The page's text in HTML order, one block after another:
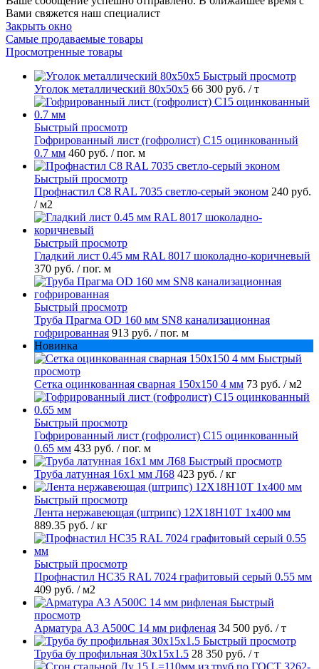
Вами свяжется наш специалист
Закрыть окно
Самые продаваемые товары
Просмотренные товары
Быстрый просмотр
Уголок металлический 80х50х5 66 300 руб. / т
Быстрый просмотр
Гофрированный лист (гофролист) С15 оцинкованный
0.7 мм 460 руб. / пог. м
Быстрый просмотр
Профнастил С8 RAL 7035 светло-серый эконом 240 руб.
/ м2
Быстрый просмотр
Гладкий лист 0.45 мм RAL 8017 шоколадно-коричневый
370 руб. / пог. м
Быстрый просмотр
Труба Прагма OD 160 мм SN8 канализационная
гофрированная 913 руб. / пог. м
Новинка
Быстрый
просмотр
Сетка оцинкованная сварная 150х150 4 мм 73 руб. / м2
Быстрый просмотр
Гофрированный лист (гофролист) С15 оцинкованный
0.65 мм 433 руб. / пог. м
Быстрый просмотр
Труба латунная 16х1 мм Л68 423 руб. / кг
Быстрый просмотр
Лента нержавеющая (штрипс) 12Х18Н10Т 1х400 мм
889.35 руб. / кг
Быстрый просмотр
Профнастил НС35 RAL 7024 графитовый серый 0.55 мм
409 руб. / м2
Быстрый
просмотр
Арматура А3 А500С 14 мм рифленая 34 500 руб. / т
Быстрый просмотр
Труба бу профильная 30х15х1.5 28 350 руб. / т